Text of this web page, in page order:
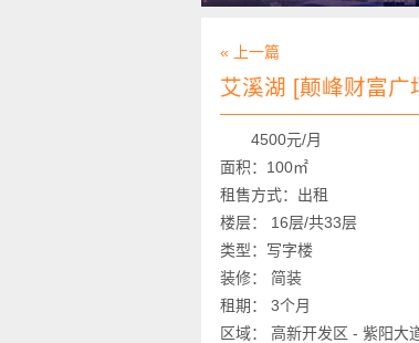
« 上一篇
艾溪湖 [颠峰财富广
4500元/月
面积：100㎡
租售方式：出租
楼层： 16层/共33层
类型：写字楼
装修： 简装
租期： 3个月
区域： 高新开发区 - 紫阳大